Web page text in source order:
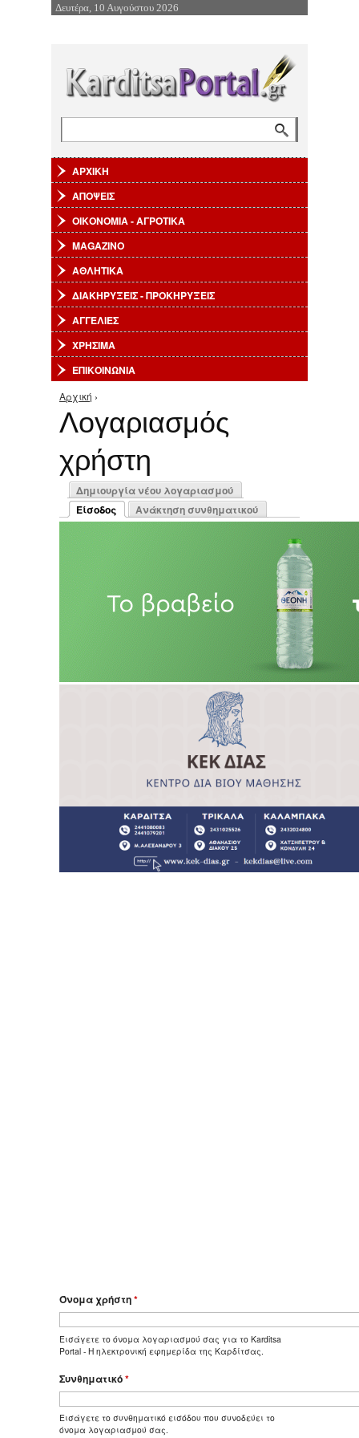
Επιστροφή στην Πλοήγηση
Δευτέρα, 10 Αυγούστου 2026
ΑΡΧΙΚΗ
ΑΠΟΨΕΙΣ
ΟΙΚΟΝΟΜΙΑ - ΑΓΡΟΤΙΚΑ
MAGAZINO
ΑΘΛΗΤΙΚΑ
ΔΙΑΚΗΡΥΞΕΙΣ - ΠΡΟΚΗΡΥΞΕΙΣ
ΑΓΓΕΛΙΕΣ
ΧΡΗΣΙΜΑ
ΕΠΙΚΟΙΝΩΝΙΑ
Είστε εδώ
Αρχική ›
Λογαριασμός
χρήστη
Πρωτεύουσες καρτέλες
Δημιουργία νέου λογαριασμού
Είσοδος
(ενεργή καρτέλα)
Ανάκτηση συνθηματικού
Όνομα χρήστη*
Εισάγετε το όνομα λογαριασμού σας για το Karditsa
Portal - Η ηλεκτρονική εφημερίδα της Καρδίτσας.
Συνθηματικό*
Εισάγετε το συνθηματικό εισόδου που συνοδεύει το
όνομα λογαριασμού σας.